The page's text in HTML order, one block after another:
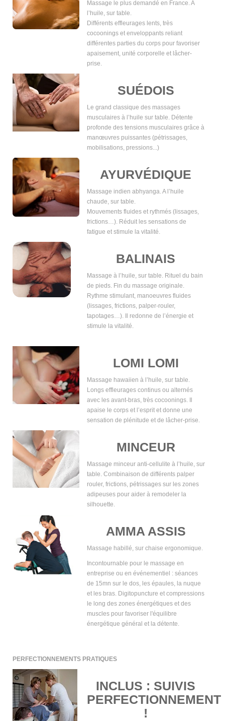
Massage le plus demandé en France. A
l’huile, sur table.
Différents effleurages lents, très
cocoonings et enveloppants reliant
différentes parties du corps pour favoriser
apaisement, unité corporelle et lâcher-
prise.
SUÉDOIS
Le grand classique des massages
musculaires à l’huile sur table. Détente
profonde des tensions musculaires grâce à
manœuvres puissantes (pétrissages,
mobilisations, pressions...)
AYURVÉDIQUE
Massage indien abhyanga. A l’huile
chaude, sur table.
Mouvements fluides et rythmés (lissages,
frictions…). Réduit les sensations de
fatigue et stimule la vitalité.
BALINAIS
Massage à l’huile, sur table. Rituel du bain
de pieds. Fin du massage originale.
Rythme stimulant, manoeuvres fluides
(lissages, frictions, palper-rouler,
tapotages…). Il redonne de l’énergie et
stimule la vitalité.
LOMI LOMI
Massage hawaiien à l’huile, sur table.
Longs effleurages continus ou alternés
avec les avant-bras, très cocoonings. Il
apaise le corps et l’esprit et donne une
sensation de plénitude et de lâcher-prise.
MINCEUR
Massage minceur anti-cellulite à l’huile, sur
table. Combinaison de différents palper
rouler, frictions, pétrissages sur les zones
adipeuses pour aider à remodeler la
silhouette.
AMMA ASSIS
Massage habillé, sur chaise ergonomique.
Incontournable pour le massage en
entreprise ou en événementiel : séances
de 15mn sur le dos, les épaules, la nuque
et les bras. Digitopuncture et compressions
le long des zones énergétiques et des
muscles pour favoriser l'équilibre
énergétique général et la détente.
PERFECTIONNEMENTS PRATIQUES
INCLUS : SUIVIS
PERFECTIONNEMENT
!